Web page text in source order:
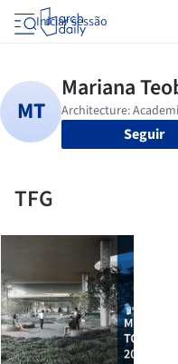
Iniciar sessão
Seguir
TFG